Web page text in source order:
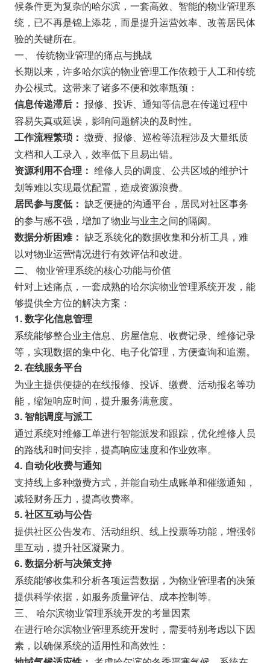
候条件更为复杂的哈尔滨，一套高效、智能的物业管理系
统，已不再是锦上添花，而是提升运营效率、改善居民体
验的关键所在。
一、 传统物业管理的痛点与挑战
长期以来，许多哈尔滨的物业管理工作依赖于人工和传统
办公模式。这带来了诸多不便和效率瓶颈：
信息传递滞后： 报修、投诉、通知等信息在传递过程中
容易失真或延误，影响问题解决的及时性。
工作流程繁琐： 缴费、报修、巡检等流程涉及大量纸质
文档和人工录入，效率低下且易出错。
资源利用不合理： 维修人员的调度、公共区域的维护计
划等难以实现最优配置，造成资源浪费。
居民参与度低： 缺乏便捷的沟通平台，居民对社区事务
的参与感不强，增加了物业与业主之间的隔阂。
数据分析困难： 缺乏系统化的数据收集和分析工具，难
以对物业运营情况进行有效评估和改进。
二、 物业管理系统的核心功能与价值
针对上述痛点，一套成熟的哈尔滨物业管理系统开发，能
够提供全方位的解决方案：
1. 数字化信息管理
系统能够整合业主信息、房屋信息、收费记录、维修记录
等，实现数据的集中化、电子化管理，方便查询和追溯。
2. 在线服务平台
为业主提供便捷的在线报修、投诉、缴费、活动报名等功
能，缩短响应时间，提升服务满意度。
3. 智能调度与派工
通过系统对维修工单进行智能派发和跟踪，优化维修人员
的路线和时间安排，提高响应速度和作业效率。
4. 自动化收费与通知
支持线上多种缴费方式，并能自动生成账单和催缴通知，
减轻财务压力，提高收费率。
5. 社区互动与公告
提供社区公告发布、活动组织、线上投票等功能，增强邻
里互动，提升社区凝聚力。
6. 数据分析与决策支持
系统能够收集和分析各项运营数据，为物业管理者的决策
提供科学依据，如服务质量评估、成本控制等。
三、 哈尔滨物业管理系统开发的考量因素
在进行哈尔滨物业管理系统开发时，需要特别考虑以下因
素，以确保系统的适用性和高效性：